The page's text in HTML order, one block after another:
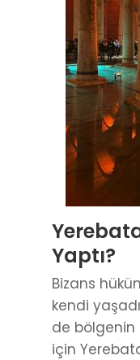
Yaptı?
Bizans
kendi
de bölgenin
için